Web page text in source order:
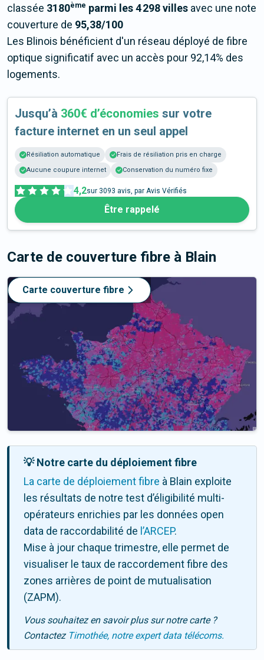
classée 3180ème parmi les 4 298 villes avec une note
couverture de 95,38/100
Les Blinois bénéficient d'un réseau déployé de fibre
optique significatif avec un accès pour 92,14% des
logements.
Jusqu’à 360€ d’économies sur votre
facture internet en un seul appel
Résiliation automatique
Frais de résiliation pris en charge
Aucune coupure internet
Conservation du numéro fixe
4,2sur 3093 avis, par Avis Vérifiés
Être rappelé
Carte de couverture fibre à Blain
Carte couverture fibre
💡 Notre carte du déploiement fibre
La carte de déploiement fibre à Blain exploite
les résultats de notre test d’éligibilité multi-
opérateurs enrichies par les données open
data de raccordabilité de l’ARCEP.
Mise à jour chaque trimestre, elle permet de
visualiser le taux de raccordement fibre des
zones arrières de point de mutualisation
(ZAPM).
Vous souhaitez en savoir plus sur notre carte ?
Contactez Timothée, notre expert data télécoms.